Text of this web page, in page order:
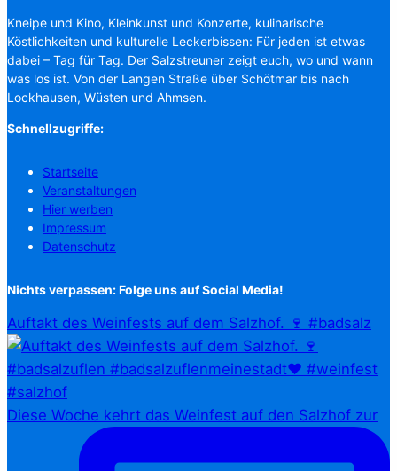
Kneipe und Kino, Kleinkunst und Konzerte, kulinarische
Köstlichkeiten und kulturelle Leckerbissen: Für jeden ist etwas
dabei – Tag für Tag. Der Salzstreuner zeigt euch, wo und wann
was los ist. Von der Langen Straße über Schötmar bis nach
Lockhausen, Wüsten und Ahmsen.
Schnellzugriffe:
Startseite
Veranstaltungen
Hier werben
Impressum
Datenschutz
Nichts verpassen: Folge uns auf Social Media!
Auftakt des Weinfests auf dem Salzhof. 🍷 #badsalz
Diese Woche kehrt das Weinfest auf den Salzhof zur